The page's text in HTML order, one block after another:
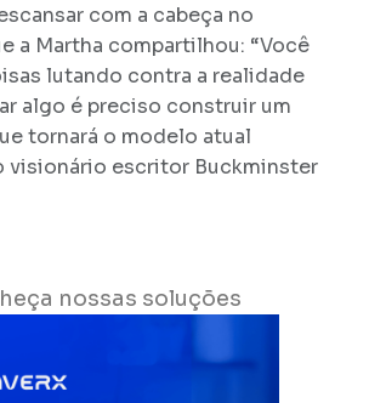
com a cabeça no
a Martha compartilhou: “Você
lutando contra a realidade
algo é preciso construir um
tornará o modelo atual
escritor Buckminster
nossas soluções